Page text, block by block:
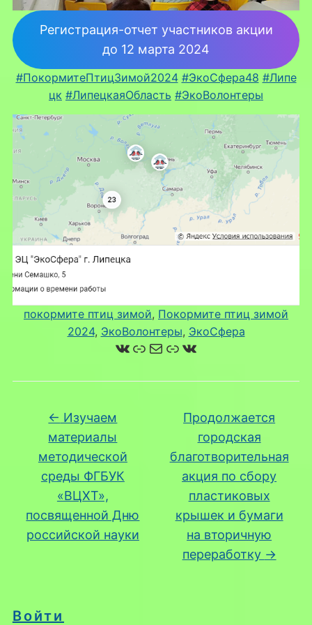
Войти
Регистрация-отчет участников акции
до 12 марта 2024
#ПокормитеПтицЗимой2024 #ЭкоСфера48 #Липе
цк #ЛипецкаяОбласть #ЭкоВолонтеры
покормите птиц зимой, Покормите птиц зимой
2024, ЭкоВолонтеры, ЭкоСфера
ВКонтакте
Ссылка
Почта
Ссылка
ВКонтакте
← Изучаем
материалы
методической
среды ФГБУК
«ВЦХТ»,
посвященной Дню
российской науки
Продолжается
городская
благотворительная
акция по сбору
пластиковых
крышек и бумаги
на вторичную
переработку →